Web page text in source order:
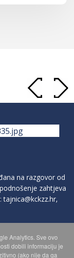
na razgovor od
zahtjeva
tajnica@kckzz.hr,
PODATAKA
Analytics. Sve ovo
dobili informaciju je
(ako nije da ga